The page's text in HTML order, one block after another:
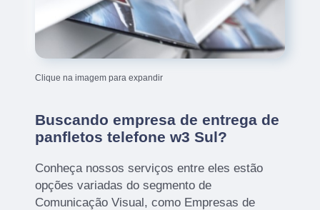
Clique na imagem para expandir
Buscando empresa de entrega de
panfletos telefone w3 Sul?
Conheça nossos serviços entre eles estão
opções variadas do segmento de
Comunicação Visual, como Empresas de